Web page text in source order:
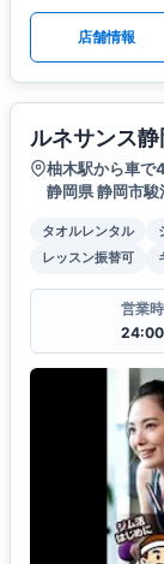
店舗情報
ルネサンス
柚木駅から車で
静岡県 静岡市
タオルレンタル
レッスン振替可
営業
24:00